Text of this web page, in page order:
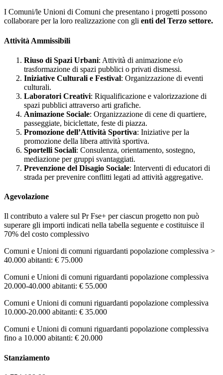
I Comuni/le Unioni di Comuni che presentano i progetti possono
collaborare per la loro realizzazione con gli enti del Terzo settore.
Attività Ammissibili
Riuso di Spazi Urbani: Attività di animazione e/o
trasformazione di spazi pubblici o privati dismessi​​.
Iniziative Culturali e Festival: Organizzazione di eventi
culturali​​.
Laboratori Creativi: Riqualificazione e valorizzazione di
spazi pubblici attraverso arti grafiche​​.
Animazione Sociale: Organizzazione di cene di quartiere,
passeggiate, biciclettate, feste di piazza​​.
Promozione dell’Attività Sportiva: Iniziative per la
promozione della libera attività sportiva​​.
Sportelli Sociali: Consulenza, orientamento, sostegno,
mediazione per gruppi svantaggiati​​.
Prevenzione del Disagio Sociale: Interventi di educatori di
strada per prevenire conflitti legati ad attività aggregative​​.
Agevolazione
Il contributo a valere sul Pr Fse+ per ciascun progetto non può
superare gli importi indicati nella tabella seguente e costituisce il
70% del costo complessivo
Comuni e Unioni di comuni riguardanti popolazione complessiva >
40.000 abitanti: € 75.000
Comuni e Unioni di comuni riguardanti popolazione complessiva
20.000-40.000 abitanti: € 55.000
Comuni e Unioni di comuni riguardanti popolazione complessiva
10.000-20.000 abitanti: € 35.000
Comuni e Unioni di comuni riguardanti popolazione complessiva
fino a 10.000 abitanti: € 20.000
Stanziamento